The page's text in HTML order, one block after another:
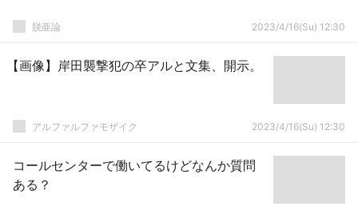
脱亜論 2023/4/16(Su) 12:30
【画像】岸田襲撃犯の卒アルと文集、開示。
アルファルファモザイク 2023/4/16(Su) 12:30
コールセンターで働いてるけどなんか質問
ある？